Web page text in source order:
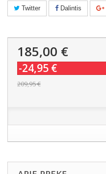
Twitter
Dalintis
185,00 €
-24,95 €
209,95 €